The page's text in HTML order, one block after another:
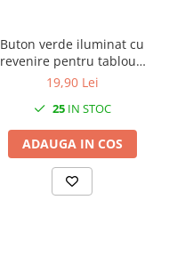
Buton verde iluminat cu
revenire pentru tablouri
electrice 1NO 6A 1W 230V
19,90 Lei
25IN STOC
ADAUGA IN COS